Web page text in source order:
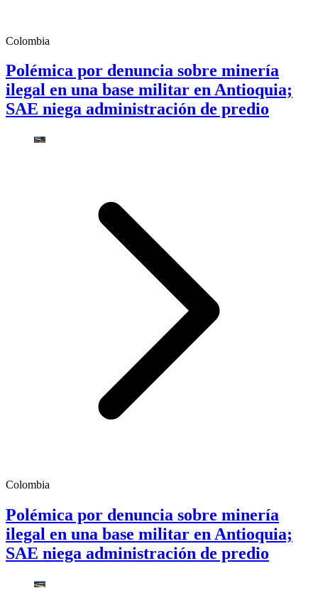
Colombia
Polémica por denuncia sobre minería
ilegal en una base militar en Antioquia;
SAE niega administración de predio
Colombia
Polémica por denuncia sobre minería
ilegal en una base militar en Antioquia;
SAE niega administración de predio